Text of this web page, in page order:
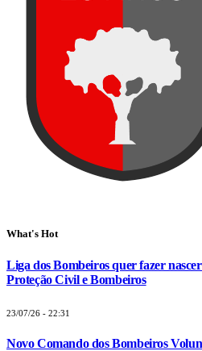
What's Hot
Liga dos Bombeiros quer fazer
Proteção Civil e Bombeiros
23/07/26 - 22:31
Novo Comando dos Bombeiros